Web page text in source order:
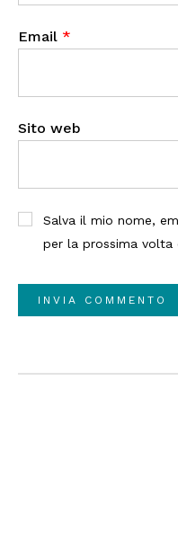
Email *
Sito web
Salva il mio nome,
per la prossima volta